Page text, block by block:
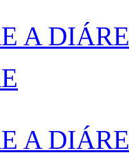
A DIÁRE
A DIÁRE